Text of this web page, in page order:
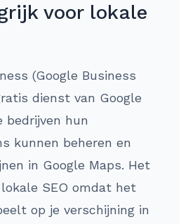
voor lokale
(Google Business
dienst van Google
bedrijven hun
kunnen beheren en
in Google Maps. Het
SEO omdat het
op je verschijning in